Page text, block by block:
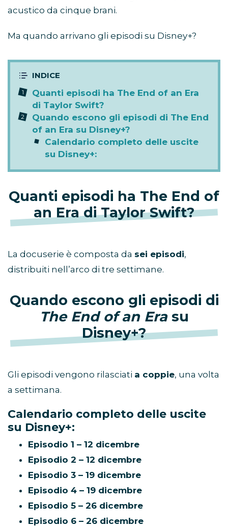
acustico da cinque brani.
Ma quando arrivano gli episodi su Disney+?
Quanti episodi ha The End of an Era
di Taylor Swift?
Quando escono gli episodi di The End
of an Era su Disney+?
Calendario completo delle uscite
su Disney+:
Quanti episodi ha The End of
an Era di Taylor Swift?
La docuserie è composta da sei episodi,
distribuiti nell’arco di tre settimane.
Quando escono gli episodi di
The End of an Erasu
Disney+?
Gli episodi vengono rilasciati a coppie, una volta
a settimana.
Calendario completo delle uscite
su Disney+:
Episodio 1 – 12 dicembre
Episodio 2 – 12 dicembre
Episodio 3 – 19 dicembre
Episodio 4 – 19 dicembre
Episodio 5 – 26 dicembre
Episodio 6 – 26 dicembre